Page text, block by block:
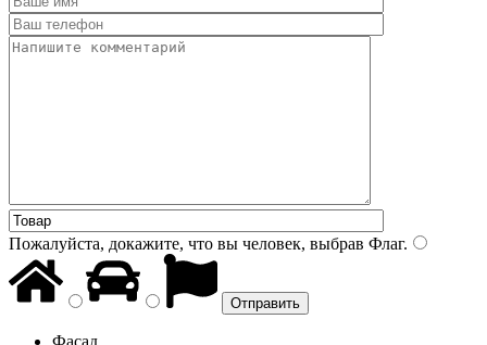
Пожалуйста, докажите, что вы человек, выбрав Флаг.
Фасад